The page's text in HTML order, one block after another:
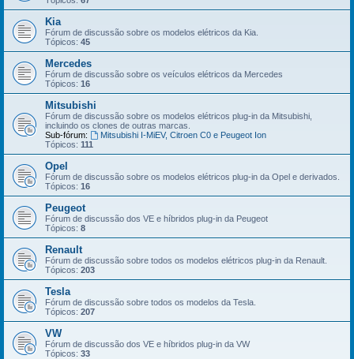
Kia
Fórum de discussão sobre os modelos elétricos da Kia.
Tópicos: 45
Mercedes
Fórum de discussão sobre os veículos elétricos da Mercedes
Tópicos: 16
Mitsubishi
Fórum de discussão sobre os modelos elétricos plug-in da Mitsubishi,
incluindo os clones de outras marcas.
Sub-fórum:
Mitsubishi I-MiEV, Citroen C0 e Peugeot Ion
Tópicos: 111
Opel
Fórum de discussão sobre os modelos elétricos plug-in da Opel e derivados.
Tópicos: 16
Peugeot
Fórum de discussão dos VE e híbridos plug-in da Peugeot
Tópicos: 8
Renault
Fórum de discussão sobre todos os modelos elétricos plug-in da Renault.
Tópicos: 203
Tesla
Fórum de discussão sobre todos os modelos da Tesla.
Tópicos: 207
VW
Fórum de discussão dos VE e híbridos plug-in da VW
Tópicos: 33